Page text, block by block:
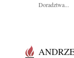
Doradztwa...